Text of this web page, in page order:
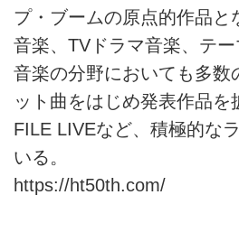
プ・ブームの原点的作品と
音楽、TVドラマ音楽、テ
音楽の分野においても多数
ット曲をはじめ発表作品を
FILE LIVEなど、積極的な
いる。
https://ht50th.com/